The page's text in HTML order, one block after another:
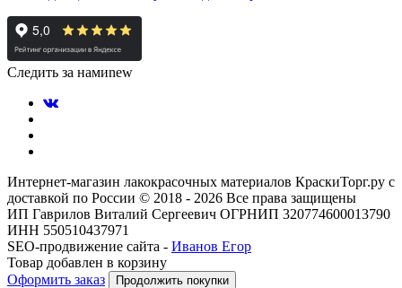
Следить за намиnew
Интернет-магазин лакокрасочных материалов КраскиТорг.ру с
доставкой по России © 2018 - 2026 Все права защищены
ИП Гаврилов Виталий Сергеевич ОГРНИП 320774600013790
ИНН 550510437971
SEO-продвижение сайта - Иванов Егор
Товар добавлен в корзину
Оформить заказ
Продолжить покупки